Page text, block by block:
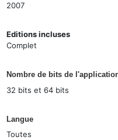
2007
Editions incluses
Complet
Nombre de bits de
32 bits et 64 bits
Langue
Toutes